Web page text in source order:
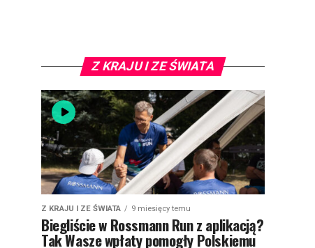
Z KRAJU I ZE ŚWIATA
Z KRAJU I ZE ŚWIATA 9 miesięcy temu
Biegliście w Rossmann Run z aplikacją?
Tak Wasze wpłaty pomogły Polskiemu